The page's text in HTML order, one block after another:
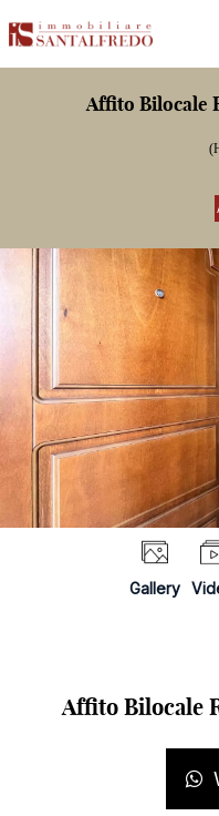
Affito Bilocale
Gallery
Affito Bilocale